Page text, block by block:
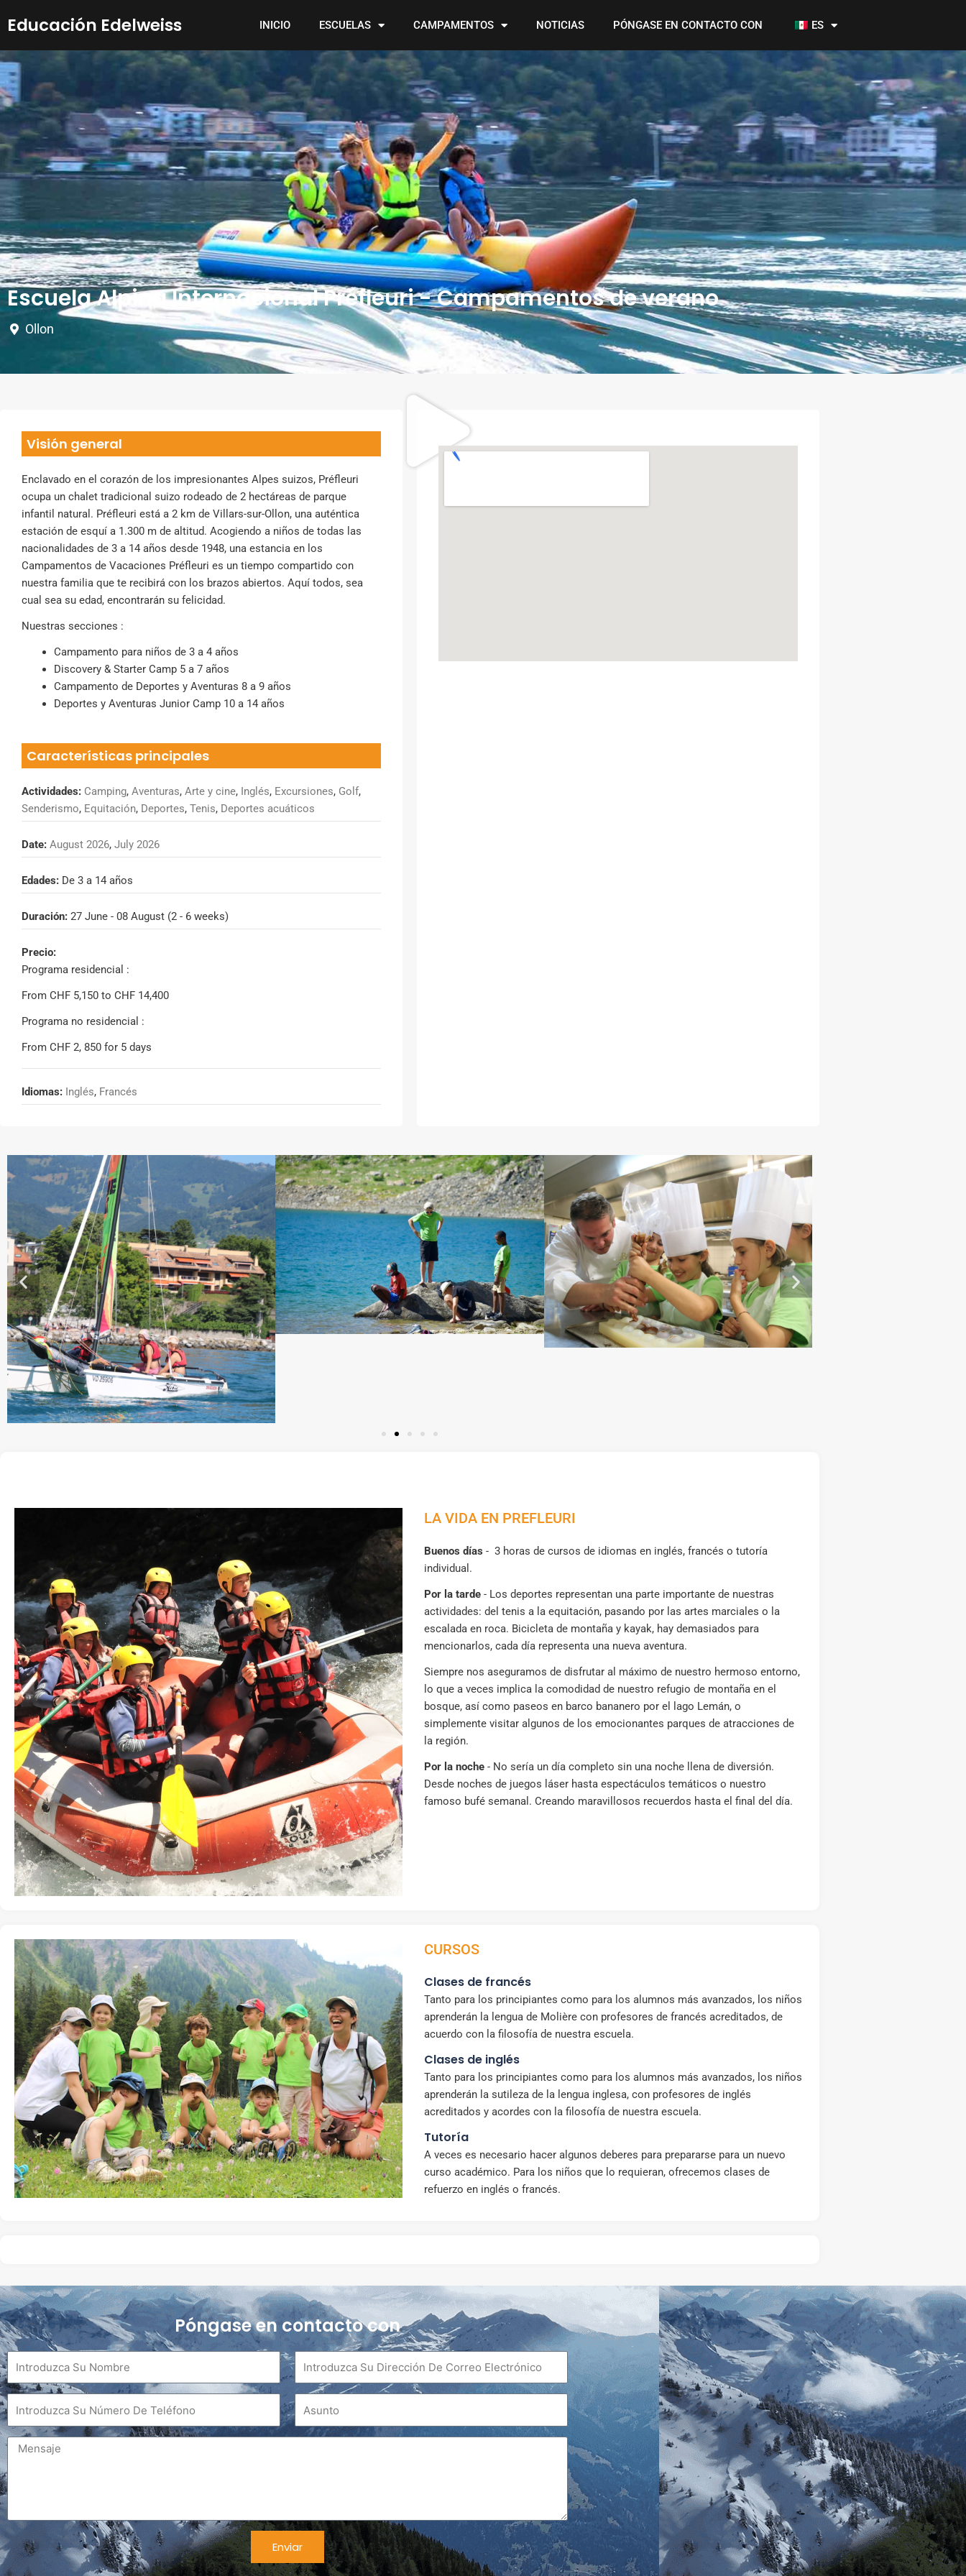
Educación Edelweiss INICIO ESCUELAS CAMPAMENTOS NOTICIAS PÓNGASE EN CONTACTO CON ES
Escuela Alpina Internacional Préfleuri - Campamentos de verano
Ollon
Visión general
Enclavado en el corazón de los impresionantes Alpes suizos, Préfleuri
ocupa un chalet tradicional suizo rodeado de 2 hectáreas de parque
infantil natural. Préfleuri está a 2 km de Villars-sur-Ollon, una auténtica
estación de esquí a 1.300 m de altitud. Acogiendo a niños de todas las
nacionalidades de 3 a 14 años desde 1948, una estancia en los
Campamentos de Vacaciones Préfleuri es un tiempo compartido con
nuestra familia que te recibirá con los brazos abiertos. Aquí todos, sea
cual sea su edad, encontrarán su felicidad.
Nuestras secciones :
Campamento para niños de 3 a 4 años
Discovery & Starter Camp 5 a 7 años
Campamento de Deportes y Aventuras 8 a 9 años
Deportes y Aventuras Junior Camp 10 a 14 años
Características principales
Actividades: Camping, Aventuras, Arte y cine, Inglés, Excursiones, Golf,
Senderismo, Equitación, Deportes, Tenis, Deportes acuáticos
Date: August 2026, July 2026
Edades: De 3 a 14 años
Duración: 27 June - 08 August (2 - 6 weeks)
Precio:
Programa residencial :
From CHF 5,150 to CHF 14,400
Programa no residencial :
From CHF 2, 850 for 5 days
Idiomas: Inglés, Francés
LA VIDA EN PREFLEURI
Buenos días - 3 horas de cursos de idiomas en inglés, francés o tutoría
individual.
Por la tarde - Los deportes representan una parte importante de nuestras
actividades: del tenis a la equitación, pasando por las artes marciales o la
escalada en roca. Bicicleta de montaña y kayak, hay demasiados para
mencionarlos, cada día representa una nueva aventura.
Siempre nos aseguramos de disfrutar al máximo de nuestro hermoso entorno,
lo que a veces implica la comodidad de nuestro refugio de montaña en el
bosque, así como paseos en barco bananero por el lago Lemán, o
simplemente visitar algunos de los emocionantes parques de atracciones de
la región.
Por la noche - No sería un día completo sin una noche llena de diversión.
Desde noches de juegos láser hasta espectáculos temáticos o nuestro
famoso bufé semanal. Creando maravillosos recuerdos hasta el final del día.
CURSOS
Clases de francés
Tanto para los principiantes como para los alumnos más avanzados, los niños
aprenderán la lengua de Molière con profesores de francés acreditados, de
acuerdo con la filosofía de nuestra escuela.
Clases de inglés
Tanto para los principiantes como para los alumnos más avanzados, los niños
aprenderán la sutileza de la lengua inglesa, con profesores de inglés
acreditados y acordes con la filosofía de nuestra escuela.
Tutoría
A veces es necesario hacer algunos deberes para prepararse para un nuevo
curso académico. Para los niños que lo requieran, ofrecemos clases de
refuerzo en inglés o francés.
Póngase en contacto con
Nombre
Correo
Teléfono
Asunto
Mensaje
Enviar
Alternativa: